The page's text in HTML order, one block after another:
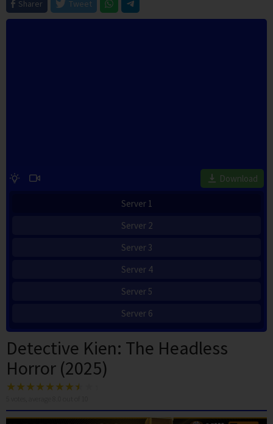
Sharer
Tweet
Download
Server 1
Server 2
Server 3
Server 4
Server 5
Server 6
Detective Kien: The Headless
Horror (2025)